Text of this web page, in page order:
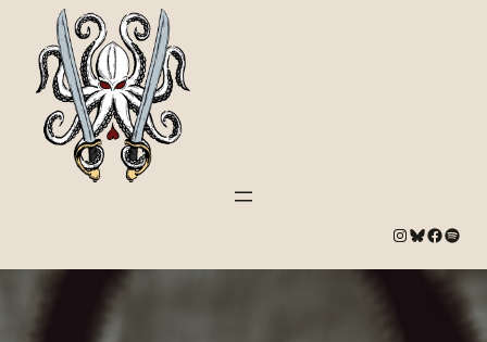
# Bluesky # Spotify